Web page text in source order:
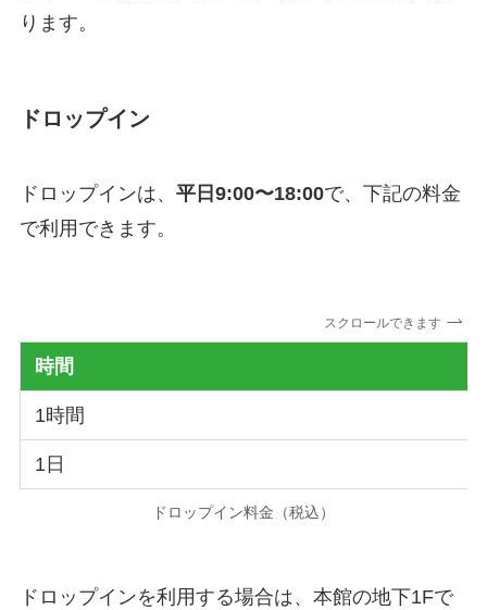
ります。
ドロップイン
ドロップインは、 平日9:00〜18:00で、下記の料金
で利用できます。
スクロールできます
時間
1時間
1日
ドロップイン料金（税込）
ドロップインを利用する場合は、本館の地下1Fで